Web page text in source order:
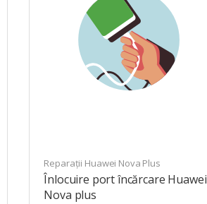
Reparații Huawei Nova Plus
Înlocuire port încărcare Huawei
Nova plus